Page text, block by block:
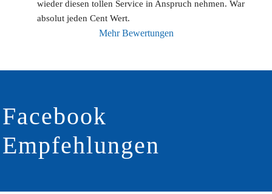
wieder diesen tollen Service in Anspruch nehmen. War
absolut jeden Cent Wert.
Mehr Bewertungen
Facebook
Empfehlungen